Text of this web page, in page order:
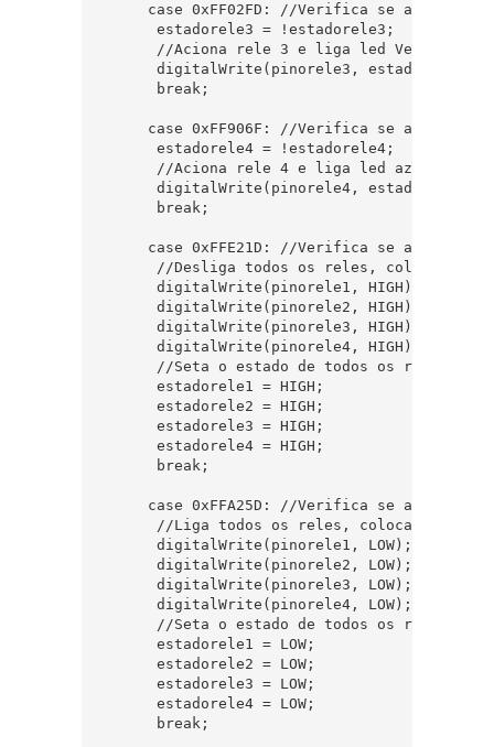
case 0xFF02FD: //Verifica se a tecla
      estadorele3 = !estadorele3;
      //Aciona rele 3 e liga led Verde
      digitalWrite(pinorele3, estadorele3);
      break;
case 0xFF906F: //Verifica se a tecla
      estadorele4 = !estadorele4;
      //Aciona rele 4 e liga led azul
      digitalWrite(pinorele4, estadorele4);
      break;
case 0xFFE21D: //Verifica se a tecla
//Desliga todos os reles, colocando
      digitalWrite(pinorele1, HIGH);
      digitalWrite(pinorele2, HIGH);
      digitalWrite(pinorele3, HIGH);
      digitalWrite(pinorele4, HIGH);
//Seta o estado de todos os reles
      estadorele1 = HIGH;
      estadorele2 = HIGH;
      estadorele3 = HIGH;
      estadorele4 = HIGH;
      break;
case 0xFFA25D: //Verifica se a tecla
//Liga todos os reles, colocando as
      digitalWrite(pinorele1, LOW);
      digitalWrite(pinorele2, LOW);
      digitalWrite(pinorele3, LOW);
      digitalWrite(pinorele4, LOW);
//Seta o estado de todos os reles
      estadorele1 = LOW;
      estadorele2 = LOW;
      estadorele3 = LOW;
      estadorele4 = LOW;
      break;